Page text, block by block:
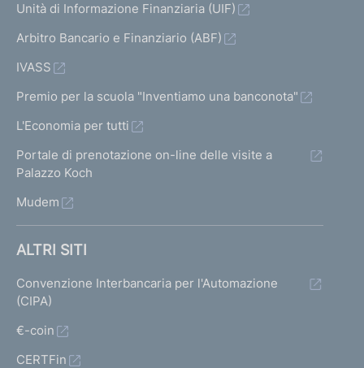
Unità di Informazione Finanziaria (UIF)
Arbitro Bancario e Finanziario (ABF)
IVASS
Premio per la scuola "Inventiamo una banconota"
L'Economia per tutti
Portale di prenotazione on-line delle visite a
Palazzo Koch
Mudem
ALTRI SITI
Convenzione Interbancaria per l'Automazione
(CIPA)
€-coin
CERTFin